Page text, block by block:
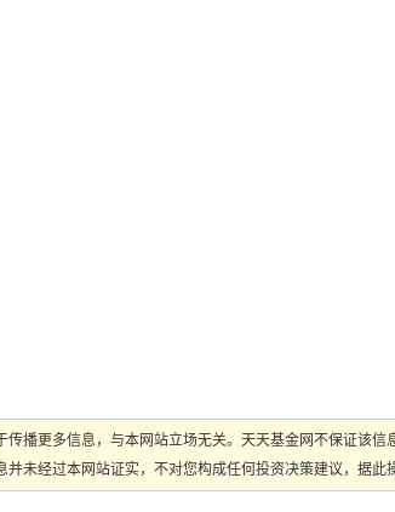
播更多信息，与本网站立场无关。天天基金网不保证该
未经过本网站证实，不对您构成任何投资决策建议，据此